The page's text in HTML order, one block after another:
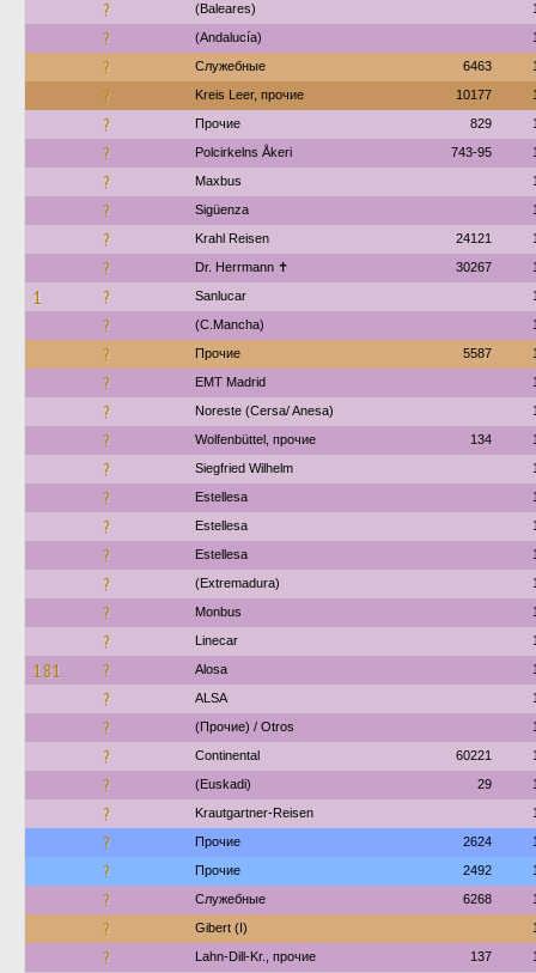
? (Baleares)
? (Andalucía)
? Служебные 6463
? Kreis Leer, прочие 10177
? Прочие 829
? Polcirkelns Åkeri 743-95
? Maxbus
? Sigüenza
? Krahl Reisen 24121
? Dr. Herrmann ✝︎ 30267
1 ? Sanlucar
? (C.Mancha)
? Прочие 5587
? EMT Madrid
? Noreste (Cersa/ Anesa)
? Wolfenbüttel, прочие 134
? Siegfried Wilhelm
? Estellesa
? Estellesa
? Estellesa
? (Extremadura)
? Monbus
? Linecar
181 ? Alosa
? ALSA
? (Прочие) / Otros
? Continental 60221
? (Euskadi) 29
? Krautgartner-Reisen
? Прочие 2624
? Прочие 2492
? Служебные 6268
? Gibert (I)
? Lahn-Dill-Kr., прочие 137